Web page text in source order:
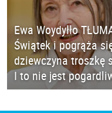
Ewa Woydyłło
Świątek i pogrąża
dziewczyna troszkę
I to nie jest